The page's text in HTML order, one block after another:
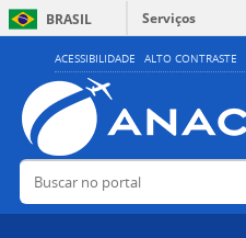
ACESSIBILIDADE ALTO CONTRASTE
BRASIL
Serviços
Buscar no portal